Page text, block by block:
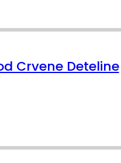
Crvene Deteline